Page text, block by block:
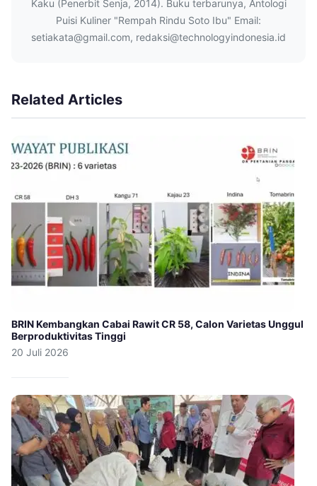
Kaku (Penerbit Senja, 2014). Buku terbarunya, Antologi
Puisi Kuliner "Rempah Rindu Soto Ibu" Email:
setiakata@gmail.com, redaksi@technologyindonesia.id
Related Articles
BRIN Kembangkan Cabai Rawit CR 58, Calon Varietas Unggul
Berproduktivitas Tinggi
20 Juli 2026